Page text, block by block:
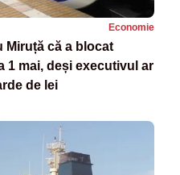
Economie
Miruță că a blocat
1 mai, deși executivul ar
de lei